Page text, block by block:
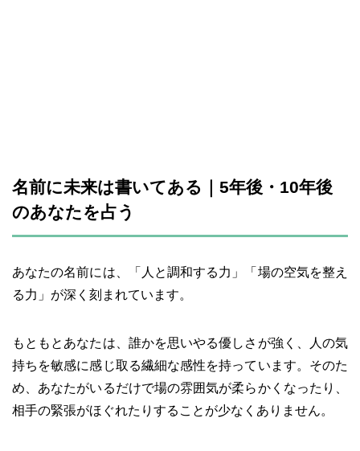
名前に未来は書いてある｜5年後・10年後
のあなたを占う
あなたの名前には、「人と調和する力」「場の空気を整え
る力」が深く刻まれています。
もともとあなたは、誰かを思いやる優しさが強く、人の気
持ちを敏感に感じ取る繊細な感性を持っています。そのた
め、あなたがいるだけで場の雰囲気が柔らかくなったり、
相手の緊張がほぐれたりすることが少なくありません。